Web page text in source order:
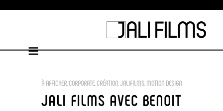
À AFFICHER,CORPORATE,CRÉATION,JALIFILMS,MOTION DESIGN
JALI FILMS AVEC BENOIT